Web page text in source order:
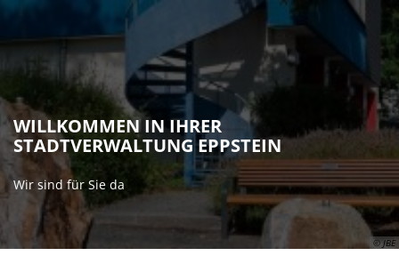
© JBE
WILLKOMMEN IN IHRER
STADTVERWALTUNG EPPSTEIN
Wir sind für Sie da